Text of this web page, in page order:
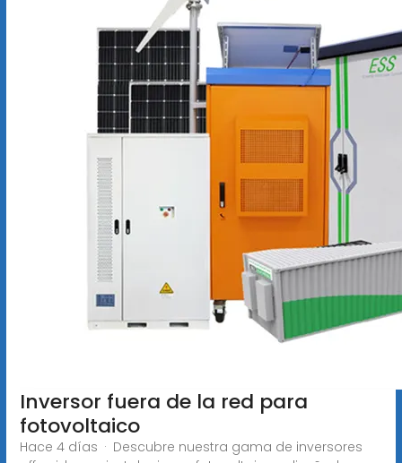
Inversor fuera de la red para
fotovoltaico
Hace 4 días · Descubre nuestra gama de inversores